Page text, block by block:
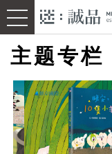
主题专栏